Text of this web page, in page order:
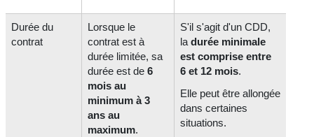
Durée du
contrat
Lorsque le
contrat est à
durée limitée, sa
durée est de6
mois au
minimum à 3
ans au
maximum.
S'il s'agit d'un CDD,
ladurée minimale
est comprise entre
6 et 12 mois.
Elle peut être allongée
dans certaines
situations.